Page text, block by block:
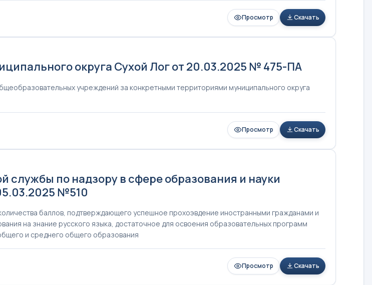
Просмотр Скачать
округа Сухой Лог от 20.03.2025 № 475-ПА
учреждений за конкретными территориями муниципального округа
Просмотр Скачать
службы по надзору в сфере образования и науки
№510
баллов, подтверждающего успешное прохоэвдение иностранными гражданами и
на знание русского языка, достаточное для освоения образовательных программ
и среднего общего образования
Просмотр Скачать